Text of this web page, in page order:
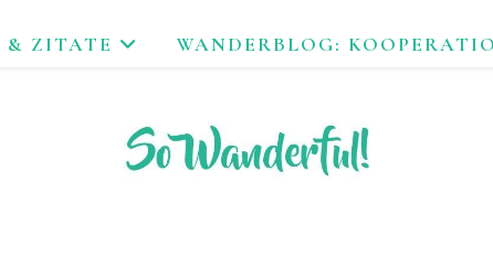
& ZITATE WANDERBLOG: